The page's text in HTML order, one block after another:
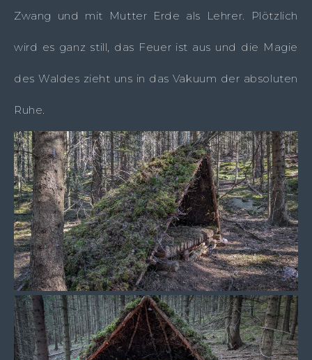
Zwang und mit Mutter Erde als Lehrer. Plötzlich
wird es ganz still, das Feuer ist aus und die Magie
des Waldes zieht uns in das Vakuum der absoluten
Ruhe.